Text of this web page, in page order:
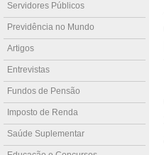
Servidores Públicos
Previdência no Mundo
Artigos
Entrevistas
Fundos de Pensão
Imposto de Renda
Saúde Suplementar